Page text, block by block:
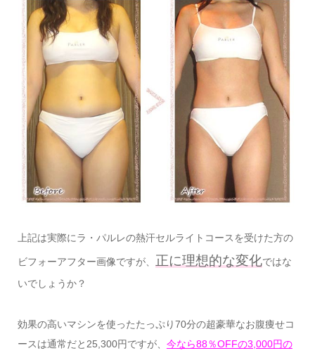
上記は実際にラ・パルレの熱汗セルライトコースを受けた方の
ビフォーアフター画像ですが、 正に理想的な変化ではな
いでしょうか？
効果の高いマシンを使ったたっぷり70分の超豪華なお腹痩せコ
ースは通常だと25,300円ですが、 今なら88％OFFの3,000円の